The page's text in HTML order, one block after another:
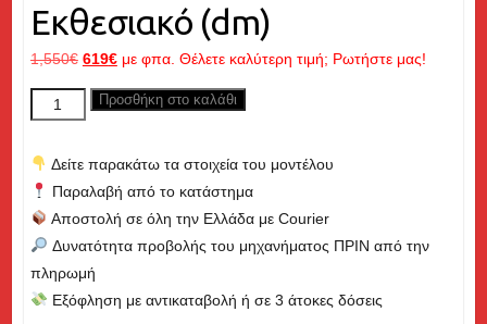
Εκθεσιακό (dm)
1,550€ Original
was:
619€Η
τιμή
619€.
με φπα. Θέλετε καλύτερη τιμή; Ρωτήστε μας!
DELL
Latitude
5511
Gaming/Workstation,
i7
up
to
5.10GHz,
Προσθήκη στο καλάθι
Δείτε παρακάτω τα στοιχεία του μοντέλου
Παραλαβή από το κατάστημα
Αποστολή σε όλη την Ελλάδα με Courier
Δυνατότητα προβολής του μηχανήματος ΠΡΙΝ από την
πληρωμή
Εξόφληση με αντικαταβολή ή σε 3 άτοκες δόσεις